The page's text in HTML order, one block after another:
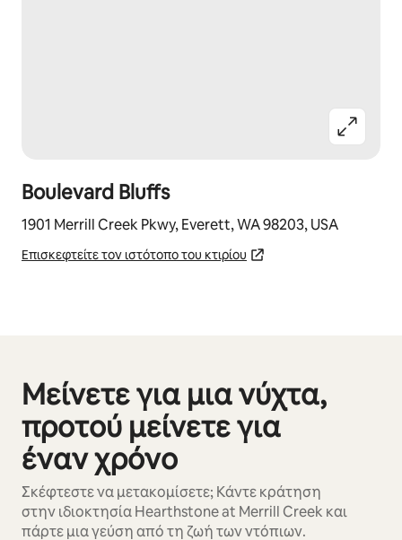
Boulevard Bluffs
1901 Merrill Creek Pkwy, Everett, WA 98203, USA
Επισκεφτείτε τον ιστότοπο του κτιρίου
Μείνετε για μια νύχτα,
προτού μείνετε για
έναν χρόνο
Σκέφτεστε να μετακομίσετε; Κάντε κράτηση
στην ιδιοκτησία Hearthstone at Merrill Creek και
πάρτε μια γεύση από τη ζωή των ντόπιων.
Εμφάνιση 0 από 0 στοιχείων